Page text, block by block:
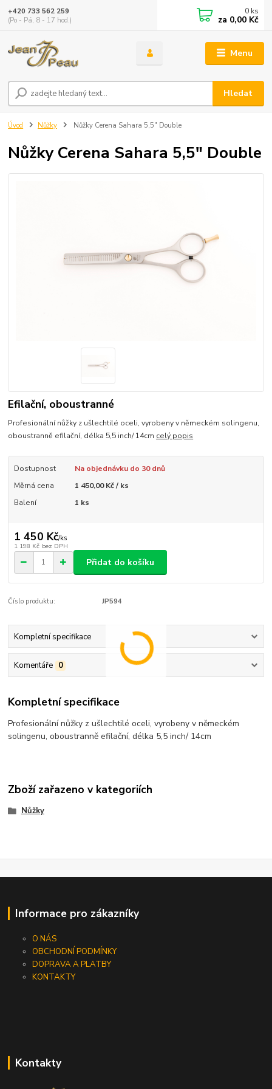
Menu
Hledat
+420 733 562 259
(Po - Pá, 8 - 17 hod.)
0 ks
za 0,00 Kč
Úvod Nůžky Nůžky Cerena Sahara 5,5" Double
Nůžky Cerena Sahara 5,5" Double
Efilační, oboustranné
Profesionální nůžky z ušlechtilé oceli, vyrobeny v německém solingenu,
oboustranně efilační, délka 5,5 inch/ 14cm celý popis
Dostupnost
Na objednávku do 30 dnů
Měrná cena
1 450,00 Kč / ks
Balení
1 ks
1 450 Kč/ks
1 198 Kč bez DPH
Přidat do košíku
Číslo produktu: JP594
Kompletní specifikace
Komentáře 0
Kompletní specifikace
Profesionální nůžky z ušlechtilé oceli, vyrobeny v německém
solingenu, oboustranně efilační, délka 5,5 inch/ 14cm
Zboží zařazeno v kategoriích
Nůžky
Informace pro zákazníky
O NÁS
OBCHODNÍ PODMÍNKY
DOPRAVA A PLATBY
KONTAKTY
Kontakty